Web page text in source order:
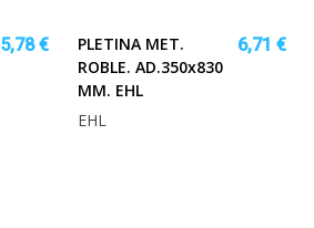
5,78 €
PLETINA MET.
ROBLE. AD.350x830
MM. EHL
6,71 €
EHL